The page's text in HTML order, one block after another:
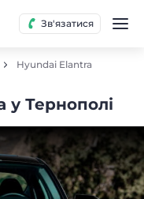
Зв'язатися
Hyundai Elantra
у Тернополі